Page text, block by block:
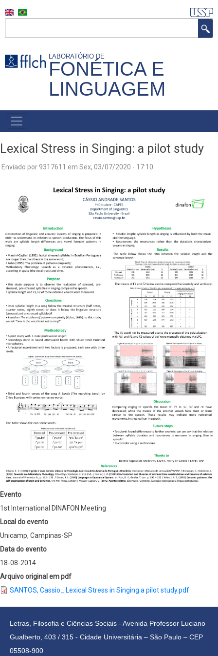
para
principal
LABORATÓRIO DE
FONÉTICA E
LINGUAGEM
MAIN
NAVIGATION
Lexical Stress in Singing: a pilot study
Enviado por 9317611 em Sex, 03/07/2020 - 17:10
Evento
1st International DINAFON Meeting
Local do evento
Unicamp, Campinas-SP
Data do evento
18-08-2014
Arquivo original em pdf
SANTOS, Cassio_ Lexical Stress in Singing a pilot study.pdf
Letras, Filosofia e Ciências Sociais - Avenida Professor Luciano
Gualberto, 403 / 315 - Cidade Universitária – São Paulo – CEP
05508-900